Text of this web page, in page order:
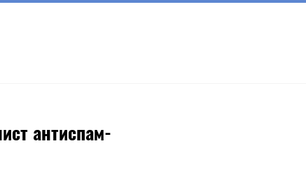
антиспам-